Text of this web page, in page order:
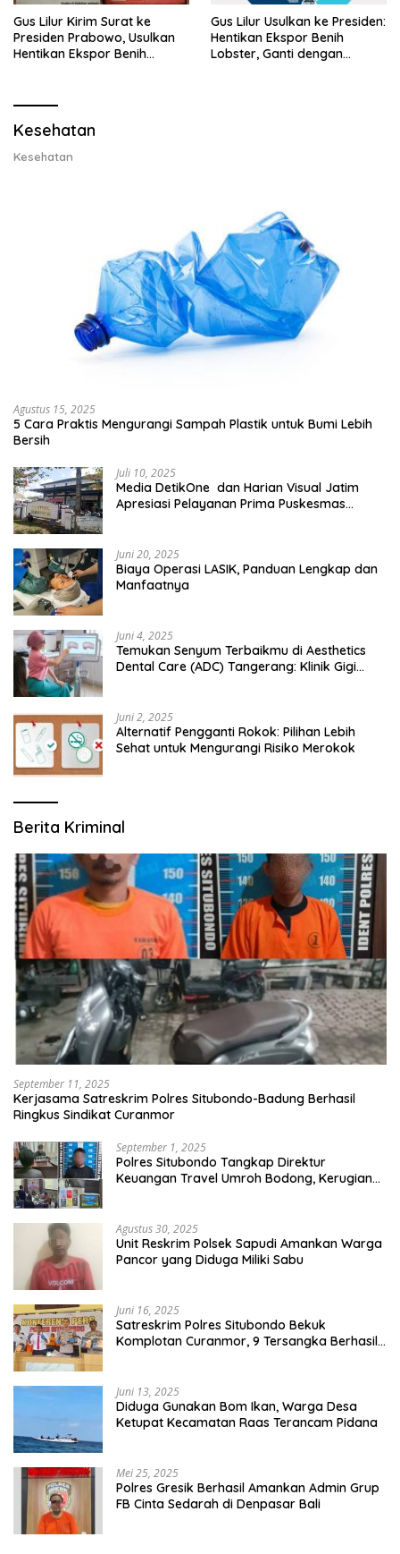
Gus Lilur Kirim Surat ke
Presiden Prabowo, Usulkan
Hentikan Ekspor Benih
Gus Lilur Usulkan ke Presiden:
Hentikan Ekspor Benih
Lobster, Ganti dengan
Kesehatan
Kesehatan
Agustus 15, 2025
5 Cara Praktis Mengurangi Sampah Plastik untuk Bumi Lebih
Bersih
Juli 10, 2025
Media DetikOne dan Harian Visual Jatim
Apresiasi Pelayanan Prima Puskesmas
Juni 20, 2025
Biaya Operasi LASIK, Panduan Lengkap dan
Manfaatnya
Juni 4, 2025
Temukan Senyum Terbaikmu di Aesthetics
Dental Care (ADC) Tangerang: Klinik Gigi
Juni 2, 2025
Alternatif Pengganti Rokok: Pilihan Lebih
Sehat untuk Mengurangi Risiko Merokok
Berita Kriminal
September 11, 2025
Kerjasama Satreskrim Polres Situbondo-Badung Berhasil
Ringkus Sindikat Curanmor
September 1, 2025
Polres Situbondo Tangkap Direktur
Keuangan Travel Umroh Bodong, Kerugian
Agustus 30, 2025
Unit Reskrim Polsek Sapudi Amankan Warga
Pancor yang Diduga Miliki Sabu
Juni 16, 2025
Satreskrim Polres Situbondo Bekuk
Komplotan Curanmor, 9 Tersangka Berhasil
Juni 13, 2025
Diduga Gunakan Bom Ikan, Warga Desa
Ketupat Kecamatan Raas Terancam Pidana
Mei 25, 2025
Polres Gresik Berhasil Amankan Admin Grup
FB Cinta Sedarah di Denpasar Bali